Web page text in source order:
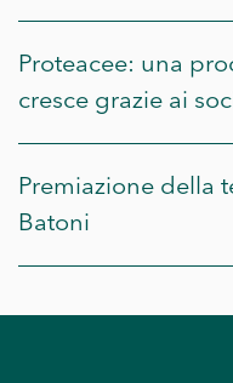
Proteacee: una
cresce grazie ai
Premiazione della
Batoni